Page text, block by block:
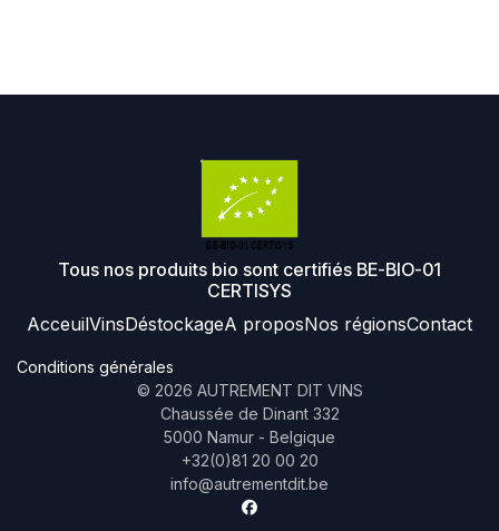
Tous nos produits bio sont certifiés BE-BIO-01
CERTISYS
AcceuilVinsDéstockageA proposNos régionsContact
Conditions générales
© 2026 AUTREMENT DIT VINS
Chaussée de Dinant 332
5000 Namur - Belgique
+32(0)81 20 00 20
info@autrementdit.be